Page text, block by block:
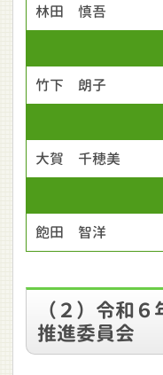
林田 慎吾
竹下 朗子
大賀 千穂美
飽田 智洋
（２）令和
推進委員会